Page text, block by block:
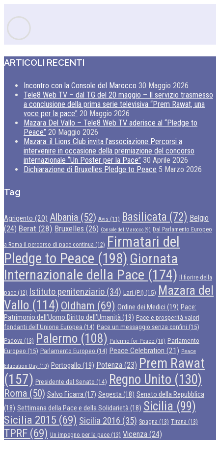
ARTICOLI RECENTI
Incontro con la Console del Marocco 30 Maggio 2026
Tele8 Web TV – dal TG del 20 maggio – Il servizio trasmesso
a conclusione della prima serie televisiva “Prem Rawat, una
voce per la pace” 20 Maggio 2026
Mazara Del Vallo – Tele8 Web TV aderisce al “Pledge to
Peace” 20 Maggio 2026
Mazara: il Lions Club invita l’associazione Percorsi a
intervenire in occasione della premiazione del concorso
internazionale “Un Poster per la Pace” 30 Aprile 2026
Dichiarazione di Bruxelles Pledge to Peace 5 Marzo 2026
Tag
Agrigento (20) Albania (52) Avis (11) Basilicata (72) Belgio
(24) Berat (28) Bruxelles (26) Console del Marocco (9) Dal Parlamento Europeo
a Roma il percorso di pace continua (12) Firmatari del
Pledge to Peace (198) Giornata
Internazionale della Pace (174) Il fiorire della
pace (12) Istituto penitenziario (34) Lari (PI) (15) Mazara del
Vallo (114) Oldham (69) Ordine dei Medici (19) Pace:
Patrimonio dell’Uomo Diritto dell’Umanità(19) Pace e prosperità valori
fondanti dell'Unione Europea (14) Pace un messaggio senza confini (15)
Padova (13) Palermo (108) Palermo for Peace (10) Parlamento
Europeo (15) Parlamento Europeo (14) Peace Celebration (21) Peace
Education Day (10) Portogallo (19) Potenza (23) Prem Rawat
(157) Presidente del Senato (14) Regno Unito (130)
Roma (50) Salvo Ficarra (17) Segesta (18) Senato della Repubblica
(18) Settimana della Pace e della Solidarietà (18) Sicilia (99)
Sicilia 2015 (69) Sicilia 2016 (35) Spagna (13) Tirana (13)
TPRF (69) Un impegno per la pace (13) Vicenza (24)